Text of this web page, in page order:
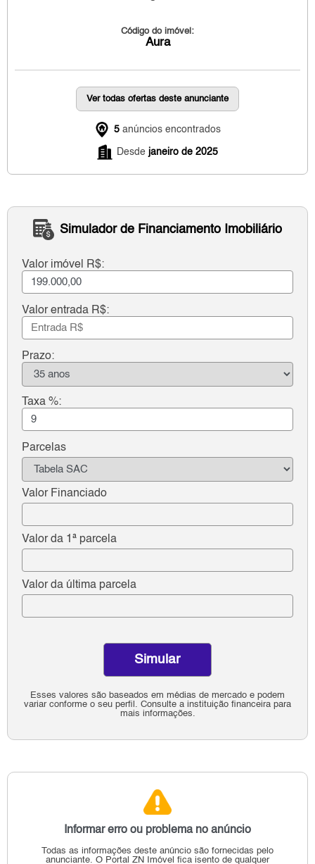
Código do imóvel:
Aura
Ver todas ofertas deste anunciante
5 anúncios encontrados
Desde janeiro de 2025
Simulador de Financiamento Imobiliário
Valor imóvel R$:
Valor entrada R$:
Prazo:
Taxa %:
Parcelas
Valor Financiado
Valor da 1ª parcela
Valor da última parcela
Esses valores são baseados em médias de mercado e podem
variar conforme o seu perfil. Consulte a instituição financeira para
mais informações.
Simular
Informar erro ou problema no anúncio
Todas as informações deste anúncio são fornecidas pelo
anunciante. O Portal ZN Imóvel fica isento de qualquer